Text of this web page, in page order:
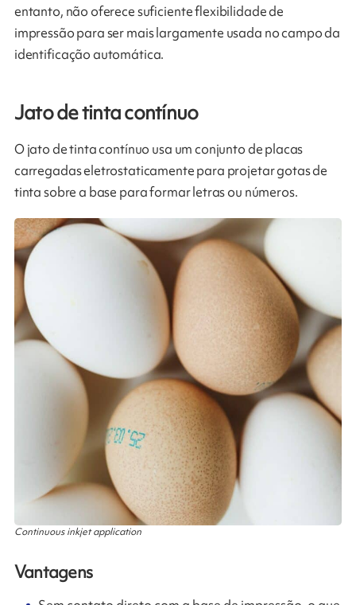
entanto, não oferece suficiente flexibilidade de
impressão para ser mais largamente usada no campo da
identificação automática.​
Jato de tinta contínuo
O jato de tinta contínuo usa um conjunto de placas
carregadas eletrostaticamente para projetar gotas de
tinta sobre a base para formar letras ou números.​
Continuous inkjet application
Vantagens